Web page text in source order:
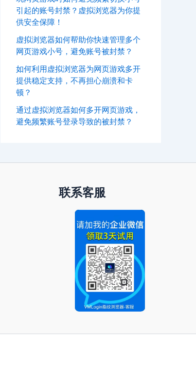
引起的账号封禁？虚拟浏览器为你提
供安全保障！
虚拟浏览器如何帮助你快速管理多个
网页游戏小号，避免账号被封禁？
如何利用虚拟浏览器为网页游戏多开
提供稳定支持，不再担心崩溃和卡
顿？
通过虚拟浏览器如何多开网页游戏，
避免频繁账号登录导致的被封禁？
联系客服